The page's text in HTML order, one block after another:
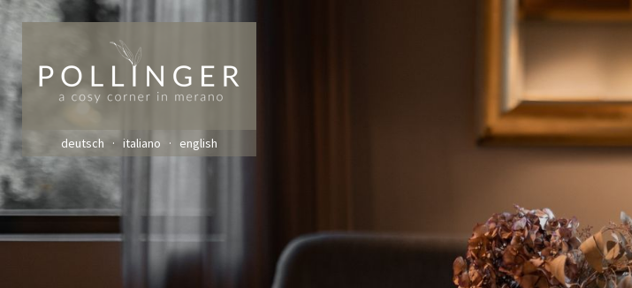
deutsch italiano english